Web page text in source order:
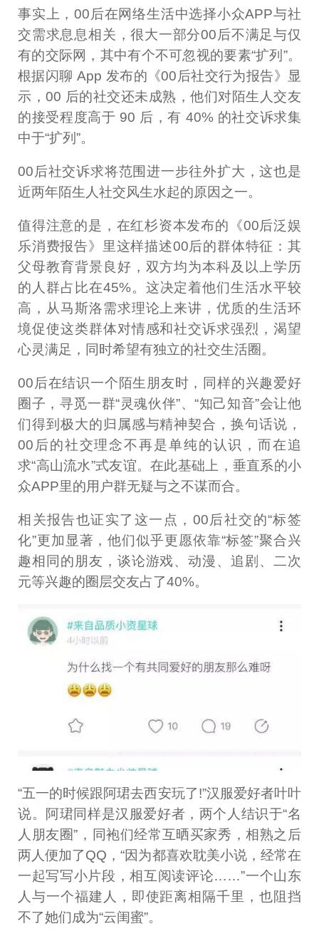
事实上，00后在网络生活中选择小众APP与社
交需求息息相关，很大一部分00后不满足与仅
有的交际网，其中有个不可忽视的要素“扩列”。
根据闪聊 App 发布的《00后社交行为报告》显
示，00 后的社交还未成熟，他们对陌生人交友
的接受程度高于 90 后，有 40% 的社交诉求集
中于“扩列”。
00后社交诉求将范围进一步往外扩大，这也是
近两年陌生人社交风生水起的原因之一。
值得注意的是，在红杉资本发布的《00后泛娱
乐消费报告》里这样描述00后的群体特征：其
父母教育背景良好，双方均为本科及以上学历
的人群占比在45%。这决定着他们生活水平较
高，从马斯洛需求理论上来讲，优质的生活环
境促使这类群体对情感和社交诉求强烈，渴望
心灵满足，同时希望有独立的社交生活圈。
00后在结识一个陌生朋友时，同样的兴趣爱好
圈子，寻觅一群“灵魂伙伴”、“知己知音”会让他
们得到极大的归属感与精神契合，换句话说，
00后的社交理念不再是单纯的认识，而在追
求“高山流水”式友谊。在此基础上，垂直系的小
众APP里的用户群无疑与之不谋而合。
相关报告也证实了这一点，00后社交的“标签
化”更加显著，他们似乎更愿依靠“标签”聚合兴
趣相同的朋友，谈论游戏、动漫、追剧、二次
元等兴趣的圈层交友占了40%。
“五一的时候跟阿珺去西安玩了!”汉服爱好者叶叶
说。阿珺同样是汉服爱好者，两个人结识于“名
人朋友圈”，同袍们经常互晒买家秀，相熟之后
两人便加了QQ，“因为都喜欢耽美小说，经常在
一起写写小片段，相互阅读评论……”一个山东
人与一个福建人，即使距离相隔千里，也阻挡
不了她们成为“云闺蜜”。